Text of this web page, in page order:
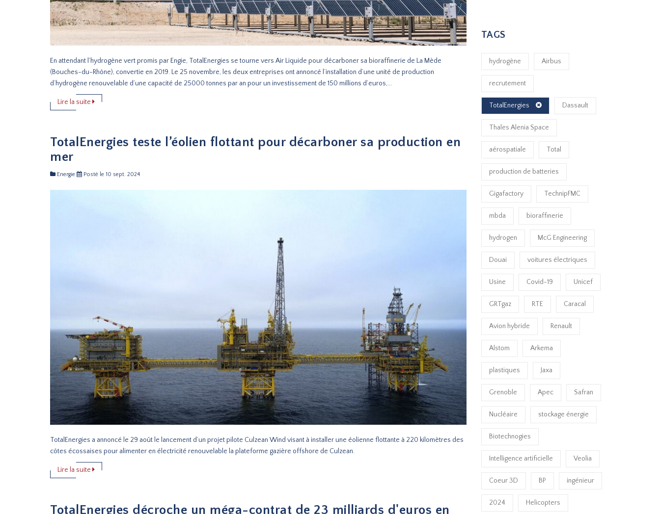
En attendant l’hydrogène vert promis par Engie, TotalEnergies se tourne vers Air Liquide pour décarboner sa bioraffinerie de La Mède
(Bouches-du-Rhône), convertie en 2019. Le 25 novembre, les deux entreprises ont annoncé l’installation d’une unité de production
d’hydrogène renouvelable d’une capacité de 25000 tonnes par an pour un investissement de 150 millions d’euros,...
Lire la suite
TotalEnergies teste l’éolien flottant pour décarboner sa production en
mer
Energie Posté le 10 sept. 2024
TotalEnergies a annoncé le 29 août le lancement d’un projet pilote Culzean Wind visant à installer une éolienne flottante à 220 kilomètres des
côtes écossaises pour alimenter en électricité renouvelable la plateforme gazière offshore de Culzean.
Lire la suite
TotalEnergies décroche un méga-contrat de 23 milliards d'euros en
TAGS
hydrogène Airbus
recrutement
TotalEnergies Dassault
Thales Alenia Space
aérospatiale Total
production de batteries
Gigafactory TechnipFMC
mbda bioraffinerie
hydrogen McG Engineering
Douai voitures électriques
Usine Covid-19 Unicef
GRTgaz RTE Caracal
Avion hybride Renault
Alstom Arkema
plastiques Jaxa
Grenoble Apec Safran
Nucléaire stockage énergie
Biotechnogies
Intelligence artificielle Veolia
Coeur 3D BP ingénieur
2024 Helicopters